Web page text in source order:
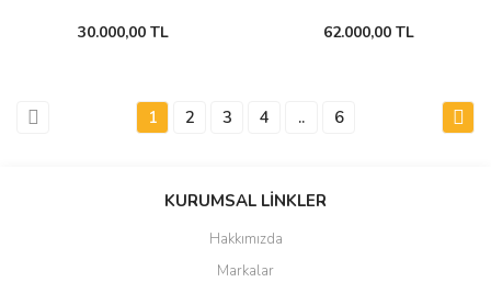
30.000,00 TL 62.000,00 TL
1 2 3 4 .. 6
KURUMSAL LİNKLER
Hakkımızda
Markalar